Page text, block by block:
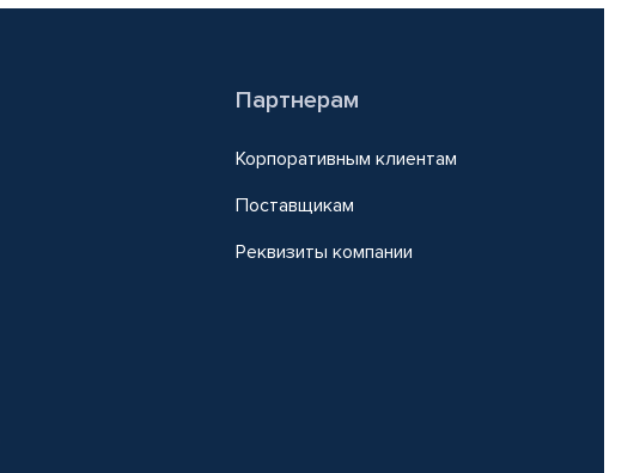
Партнерам
Корпоративным клиентам
Поставщикам
Реквизиты компании